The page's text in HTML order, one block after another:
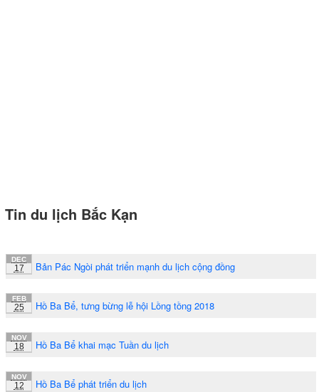
Tin du lịch Bắc Kạn
DEC
17 Bản Pác Ngòi phát triển mạnh du lịch cộng đồng
FEB
25 Hồ Ba Bể, tưng bừng lễ hội Lồng tồng 2018
NOV
18 Hồ Ba Bể khai mạc Tuần du lịch
NOV
12 Hồ Ba Bể phát triển du lịch